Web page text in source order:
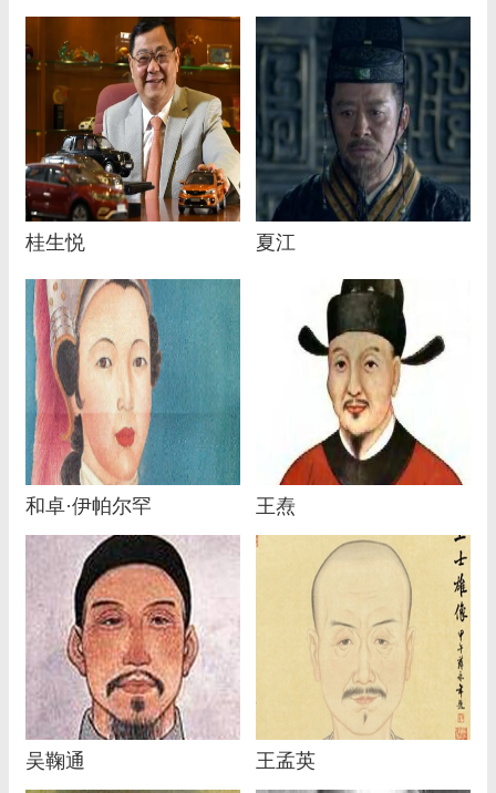
桂生悦 夏江
和卓·伊帕尔罕 王焘
吴鞠通 王孟英